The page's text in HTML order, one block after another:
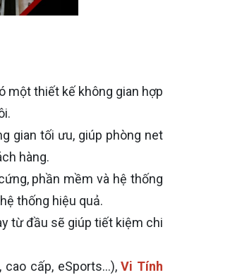
một thiết kế không gian hợp
gian tối ưu, giúp phòng net
hàng.
phần mềm và hệ thống
thống hiệu quả.
từ đầu sẽ giúp tiết kiệm chi
cấp, eSports...),Vi Tính